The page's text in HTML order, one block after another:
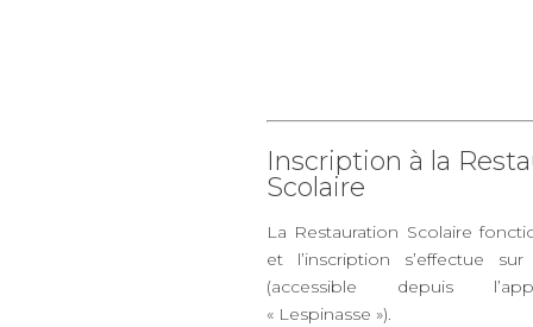
Inscription à la
Scolaire
La Restauration Scolaire
et l’inscription s’effectue
(accessible depuis
« Lespinasse »).